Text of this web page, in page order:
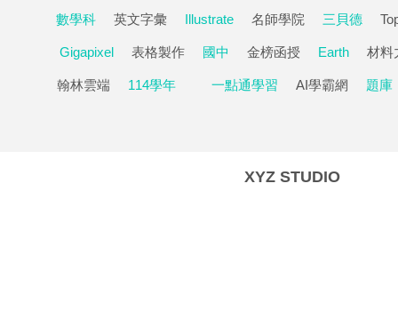
數學科 英文字彙 Illustrate 名師學院 三貝德
Gigapixel 表格製作 國中 金榜函授 Earth 材料
翰林雲端 114學年 一點通學習 AI學霸網 題庫
XYZ STUDIO